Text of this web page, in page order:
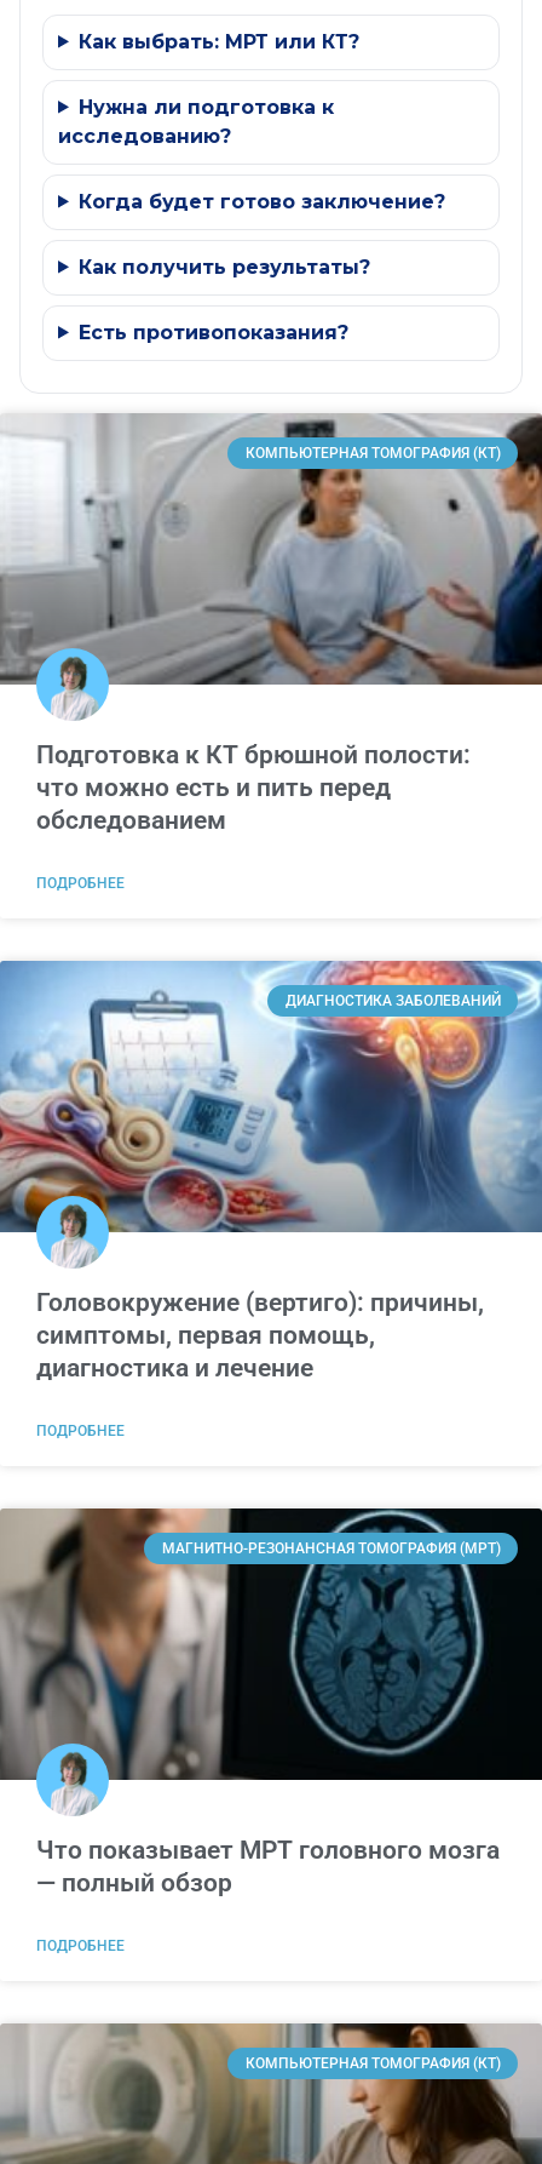
Как выбрать: МРТ или КТ?
Нужна ли подготовка к
исследованию?
Когда будет готово заключение?
Как получить результаты?
Есть противопоказания?
КОМПЬЮТЕРНАЯ ТОМОГРАФИЯ (КТ)
Подготовка к КТ брюшной полости:
что можно есть и пить перед
обследованием
ПОДРОБНЕЕ
ДИАГНОСТИКА ЗАБОЛЕВАНИЙ
Головокружение (вертиго): причины,
симптомы, первая помощь,
диагностика и лечение
ПОДРОБНЕЕ
МАГНИТНО-РЕЗОНАНСНАЯ ТОМОГРАФИЯ (МРТ)
Что показывает МРТ головного мозга
— полный обзор
ПОДРОБНЕЕ
КОМПЬЮТЕРНАЯ ТОМОГРАФИЯ (КТ)